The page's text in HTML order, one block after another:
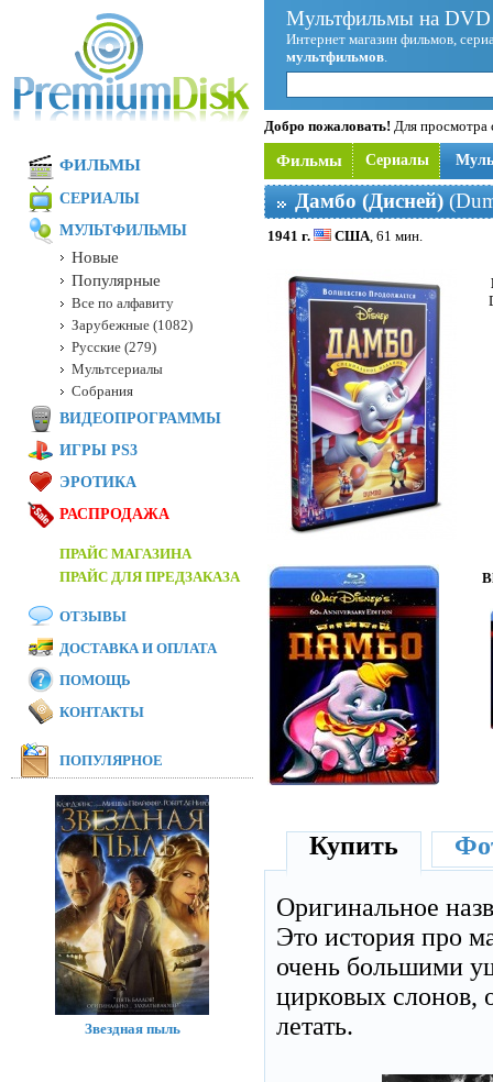
Мультфильмы на
Интернет магазин фильмов,
мультфильмов.
Добро пожаловать! Для просмотра
Фильмы Сериалы
Дамбо (Дисней)
1941 г. США, 61 мин.
Купить
Оригинальное
Это история про
очень большими
цирковых слонов,
летать.
ФИЛЬМЫ
СЕРИАЛЫ
МУЛЬТФИЛЬМЫ
Новые
Популярные
Все по алфавиту
Зарубежные (1082)
Русские (279)
Мультсериалы
Собрания
ВИДЕОПРОГРАММЫ
ИГРЫ PS3
ЭРОТИКА
РАСПРОДАЖА
ПРАЙС МАГАЗИНА
ПРАЙС ДЛЯ ПРЕДЗАКАЗА
ОТЗЫВЫ
ДОСТАВКА И ОПЛАТА
ПОМОЩЬ
КОНТАКТЫ
ПОПУЛЯРНОЕ
Звездная пыль